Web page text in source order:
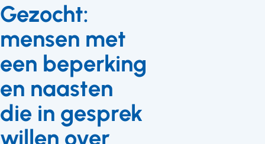
Gezocht:
mensen met
een beperking
en naasten
die in gesprek
willen over